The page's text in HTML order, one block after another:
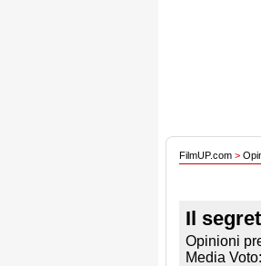
FilmUP.com >
Il
Opinioni
Media Voto: